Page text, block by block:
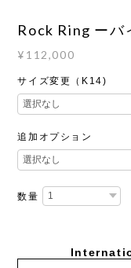
Rock Ring ーバ
¥112,000
サイズ変更（K14)
追加オプション
数量